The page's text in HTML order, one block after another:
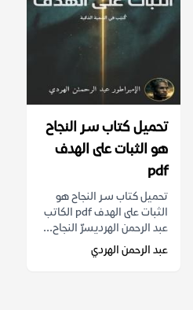
تحميل كتاب سـر النجاح
هو الثبات على الهدف
pdf
تحميل كتاب سـر النجاح هو
الثبات على الهدف pdf الكاتب
عبد الرحمن الهرديسرّ النجاح...
عبد الرحمن الهردي